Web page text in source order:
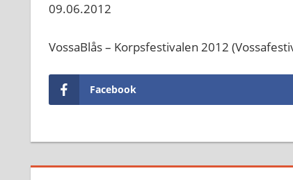
09.06.2012
VossaBlås – Korpsfestivalen 2012
Facebook